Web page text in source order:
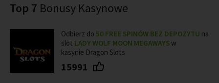
Top 7 Bonusy Kasynowe
Odbierz do 50 FREE SPINÓW BEZ DEPOZYTU na
slot LADY WOLF MOON MEGAWAYS w
kasynie Dragon Slots
15991